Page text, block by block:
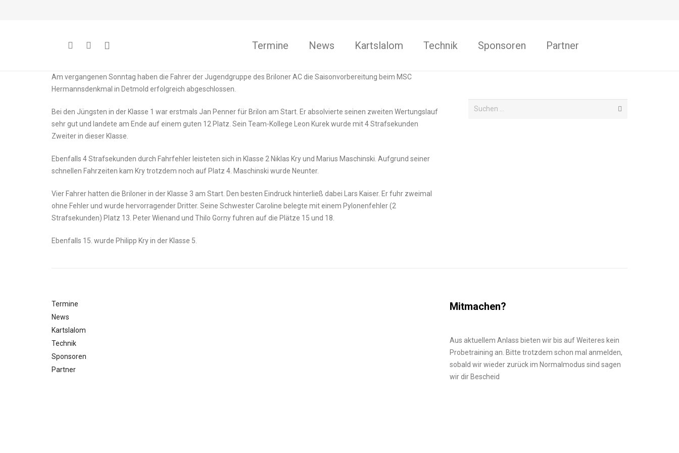
Termine News Kartslalom Technik Sponsoren Partner
Am vergangenen Sonntag haben die Fahrer der Jugendgruppe des Briloner AC die Saisonvorbereitung beim MSC
Hermannsdenkmal in Detmold erfolgreich abgeschlossen.
Bei den Jüngsten in der Klasse 1 war erstmals Jan Penner für Brilon am Start. Er absolvierte seinen zweiten Wertungslauf
sehr gut und landete am Ende auf einem guten 12 Platz. Sein Team-Kollege Leon Kurek wurde mit 4 Strafsekunden
Zweiter in dieser Klasse.
Ebenfalls 4 Strafsekunden durch Fahrfehler leisteten sich in Klasse 2 Niklas Kry und Marius Maschinski. Aufgrund seiner
schnellen Fahrzeiten kam Kry trotzdem noch auf Platz 4. Maschinski wurde Neunter.
Vier Fahrer hatten die Briloner in der Klasse 3 am Start. Den besten Eindruck hinterließ dabei Lars Kaiser. Er fuhr zweimal
ohne Fehler und wurde hervorragender Dritter. Seine Schwester Caroline belegte mit einem Pylonenfehler (2
Strafsekunden) Platz 13. Peter Wienand und Thilo Gorny fuhren auf die Plätze 15 und 18.
Ebenfalls 15. wurde Philipp Kry in der Klasse 5.
Suchen
Termine
News
Kartslalom
Technik
Sponsoren
Partner
Mitmachen?
Aus aktuellem Anlass bieten wir bis auf Weiteres kein
Probetraining an. Bitte trotzdem schon mal anmelden,
sobald wir wieder zurück im Normalmodus sind sagen
wir dir Bescheid